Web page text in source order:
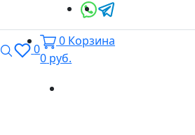
ВходПоиск
0
0 Корзина
0 руб.